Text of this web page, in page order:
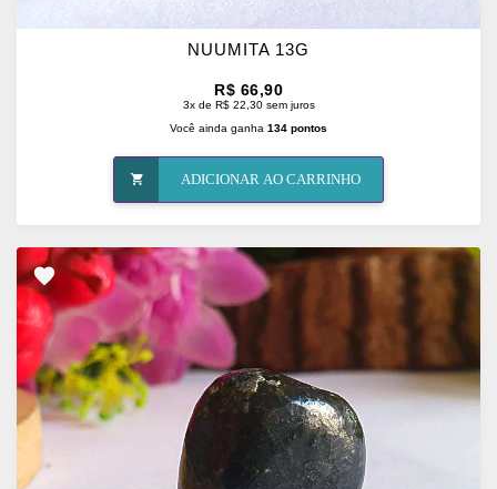
NUUMITA 13G
R$ 66,90
3x de R$ 22,30 sem juros
Você ainda ganha 134 pontos
ADICIONAR AO CARRINHO
ADICIONAR
FAVORITOS